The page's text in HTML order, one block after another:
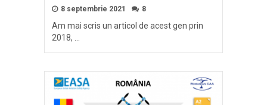
8 septembrie 2021 8
Am mai scris un articol de acest gen prin
2018, …